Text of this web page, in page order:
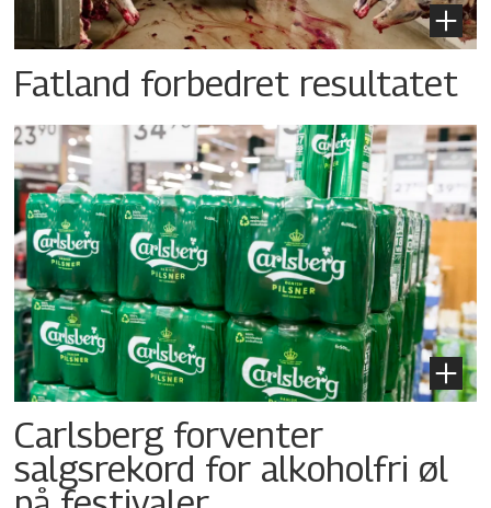
Fatland forbedret resultatet
Carlsberg forventer
salgsrekord for alkoholfri øl